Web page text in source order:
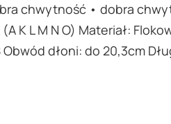
chwytność • dobra
(A K L M N O) Materiał:
dłoni: do 20,3cm